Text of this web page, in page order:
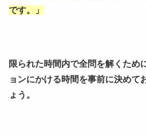
です。
」
限られた時間内で全問を解くため
ョンにかける時間を事前に決めて
ょう。